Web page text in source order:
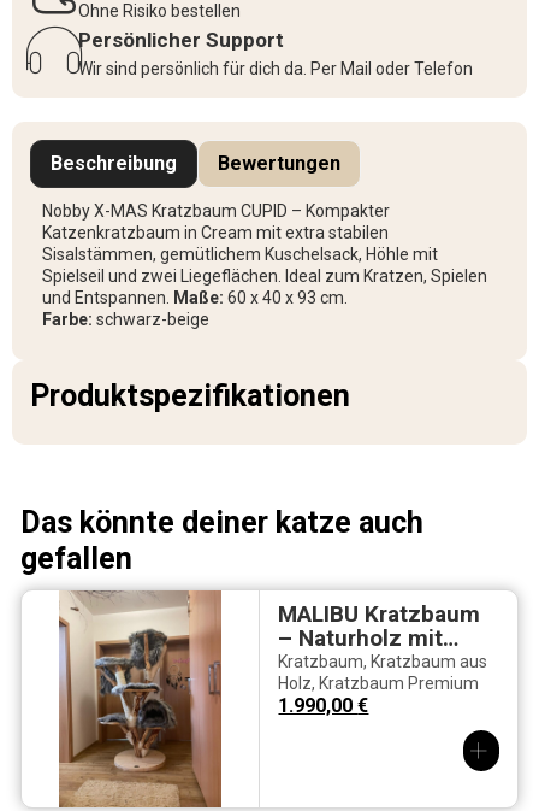
Ohne Risiko bestellen
Persönlicher Support
Wir sind persönlich für dich da. Per Mail oder Telefon
Beschreibung Bewertungen
Nobby X-MAS Kratzbaum CUPID – Kompakter
Katzenkratzbaum in Cream mit extra stabilen
Sisalstämmen, gemütlichem Kuschelsack, Höhle mit
Spielseil und zwei Liegeflächen. Ideal zum Kratzen, Spielen
und Entspannen.
Maße: 60 x 40 x 93 cm.
Farbe: schwarz-beige
Produktspezifikationen
Das könnte deiner katze auch
gefallen
MALIBU Kratzbaum
– Naturholz mit
grauem Fell | 180
cm
Kratzbaum, Kratzbaum aus
Holz, Kratzbaum Premium
1.990,00€